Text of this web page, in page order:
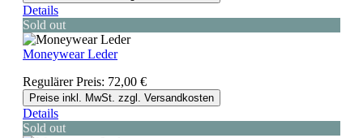
Details
Sold out
Moneywear Leder
Regulärer Preis: 72,00 €
Preise inkl. MwSt. zzgl. Versandkosten
Details
Sold out